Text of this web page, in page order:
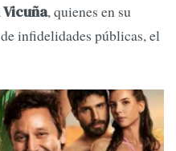
, quienes en su
infidelidades públicas, el